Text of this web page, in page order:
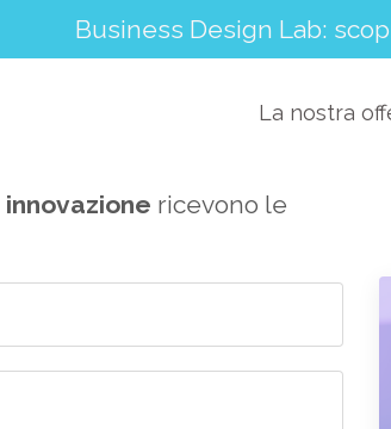
Business Design Lab:
La nostra
ricevono le